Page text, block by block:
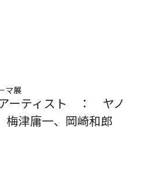
マ展
ーティスト ： ヤノ
梅津庸一、岡崎和郎